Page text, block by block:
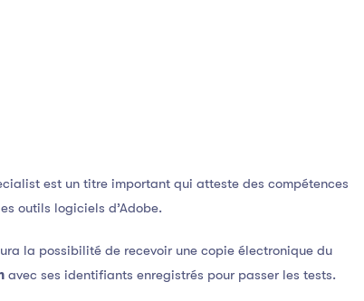
est un titre important qui atteste des compétences
outils logiciels d’Adobe.
la possibilité de recevoir une copie électronique du
avec ses identifiants enregistrés pour passer les tests.